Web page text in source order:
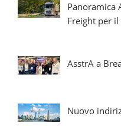
Panoramica
Freight per
AsstrA a
Nuovo